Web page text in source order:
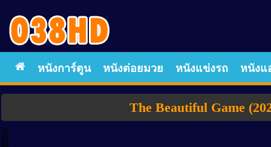
หนังการ์ตูน หนังต่อยมวย หนังแข่งรถ หนัง
The Beautiful Game